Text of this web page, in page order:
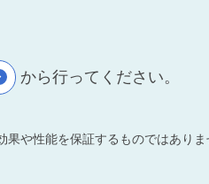
から行ってください。
や性能を保証するものではありま